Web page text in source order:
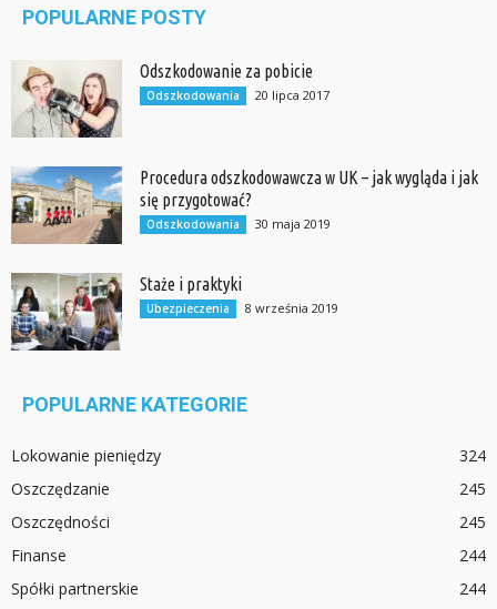
POPULARNE POSTY
Odszkodowanie za pobicie
Odszkodowania 20 lipca 2017
Procedura odszkodowawcza w UK – jak wygląda i jak
się przygotować?
Odszkodowania 30 maja 2019
Staże i praktyki
Ubezpieczenia 8 września 2019
POPULARNE KATEGORIE
Lokowanie pieniędzy
324
Oszczędzanie
245
Oszczędności
245
Finanse
244
Spółki partnerskie
244